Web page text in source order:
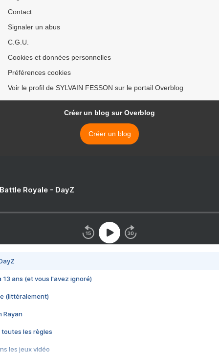
Contact
Signaler un abus
C.G.U.
Cookies et données personnelles
Préférences cookies
Voir le profil de SYLVAIN FESSON sur le portail Overblog
Créer un blog sur Overblog
Créer un blog
Royale - DayZ
13 ans (et vous l'avez ignoré)
(littéralement)
Rayan
toutes les règles
les jeux vidéo